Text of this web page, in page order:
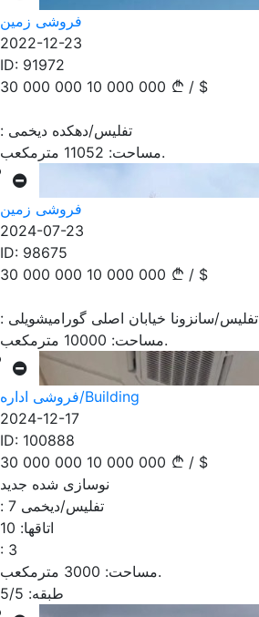
فروشی زمین
2022-12-23
ID: 91972
30 000 000 10 000 000 / $
: تفلیس/دهکده دیخمی
مساحت: 11052 مترمکعب.
فروشی زمین
2024-07-23
ID: 98675
30 000 000 10 000 000 / $
: تفلیس/سانزونا خیابان اصلی گورامیشویلی
مساحت: 10000 مترمکعب.
فروشی اداره/Building
2024-12-17
ID: 100888
30 000 000 10 000 000 / $
:
تفلیس/دیخمی 7
اتاقها: 10
: 3
مساحت: 3000
مترمکعب.
طبقه: 5/5